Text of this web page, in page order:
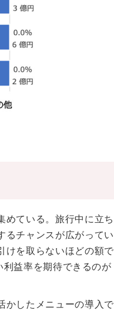
めている。旅行中に立ち
るチャンスが広がってい
けを取らないほどの額で
益率を期待できるのが
かしたメニューの導入で